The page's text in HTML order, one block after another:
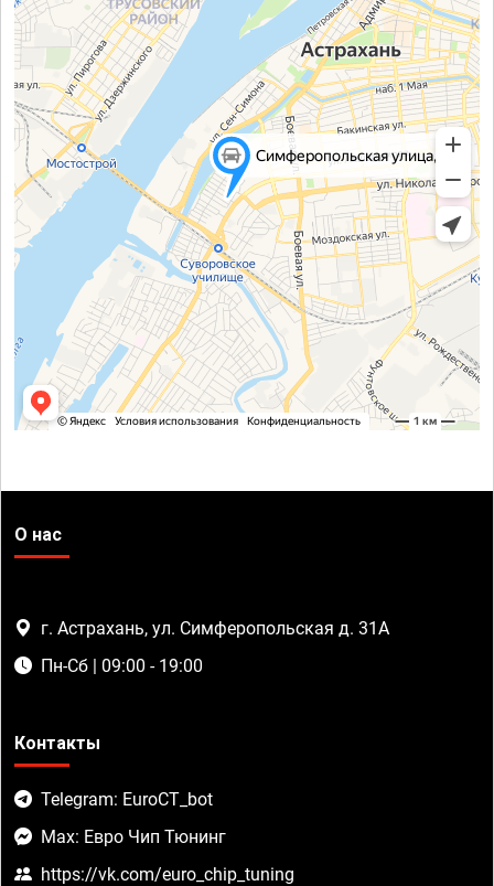
О нас
г. Астрахань, ул. Симферопольская д. 31А
Пн-Сб | 09:00 - 19:00
Контакты
Telegram: EuroCT_bot
Max: Евро Чип Тюнинг
https://vk.com/euro_chip_tuning